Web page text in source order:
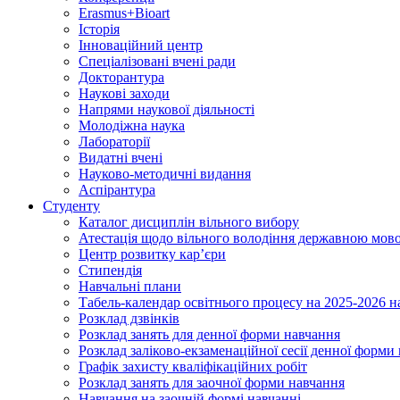
Erasmus+Bioart
Історія
Інноваційний центр
Спеціалізовані вчені ради
Докторантура
Наукові заходи
Напрями наукової діяльності
Молодіжна наука
Лабораторії
Видатні вчені
Науково-методичні видання
Аспірантура
Студенту
Каталог дисциплін вільного вибору
Атестація щодо вільного володіння державною
Центр розвитку кар’єри
Стипендія
Навчальні плани
Табель-календар освітнього процесу на 2025-2026
Розклад дзвінків
Розклад занять для денної форми навчання
Розклад заліково-екзаменаційної сесії денної
Графік захисту кваліфікаційних робіт
Розклад занять для заочної форми навчання